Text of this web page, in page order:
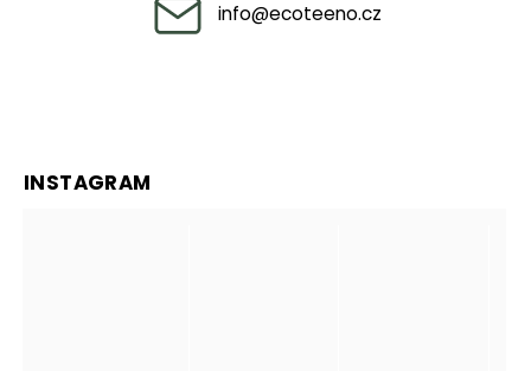
info@ecoteeno.cz
INSTAGRAM